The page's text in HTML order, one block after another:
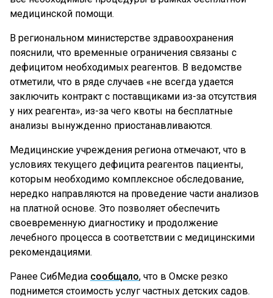
медицинской помощи.
В региональном министерстве здравоохранения
пояснили, что временные ограничения связаны с
дефицитом необходимых реагентов. В ведомстве
отметили, что в ряде случаев «не всегда удается
заключить контракт с поставщиками из-за отсутствия
у них реагента», из-за чего квоты на бесплатные
анализы вынужденно приостанавливаются.
Медицинские учреждения региона отмечают, что в
условиях текущего дефицита реагентов пациенты,
которым необходимо комплексное обследование,
нередко направляются на проведение части анализов
на платной основе. Это позволяет обеспечить
своевременную диагностику и продолжение
лечебного процесса в соответствии с медицинскими
рекомендациями.
Ранее СибМедиа сообщало, что в Омске резко
поднимется стоимость услуг частных детских садов.